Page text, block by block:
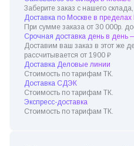
Заберите заказ с нашего
Доставка по Москве в
При сумме заказа от 30 000р.
Срочная доставка день в день
Доставим ваш заказ в этот же
рассчитывается от 1900 ₽
Доставка Деловые линии
Стоимость по тарифам ТК.
Доставка СДЭК
Стоимость по тарифам ТК.
Экспресс-доставка
Стоимость по тарифам ТК.